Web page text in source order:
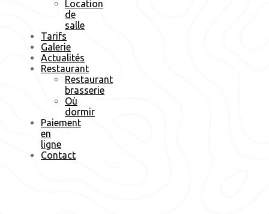
Location
de
salle
Tarifs
Galerie
Actualités
Restaurant
Restaurant
brasserie
Où
dormir
Paiement
en
ligne
Contact